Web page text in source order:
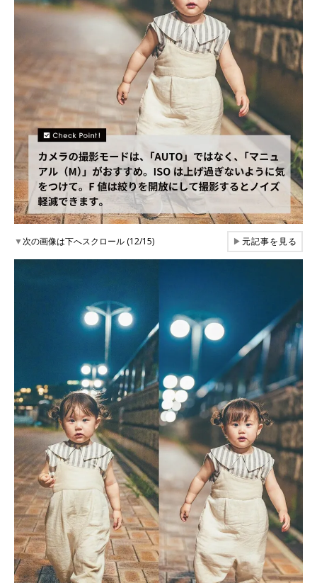
▼次の画像は下へスクロール (12/15) ▶元記事を見る